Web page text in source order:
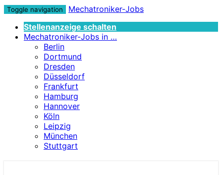
Toggle navigation
Mechatroniker-Jobs
Stellenanzeige schalten
Mechatroniker-Jobs in …
Berlin
Dortmund
Dresden
Düsseldorf
Frankfurt
Hamburg
Hannover
Köln
Leipzig
München
Stuttgart